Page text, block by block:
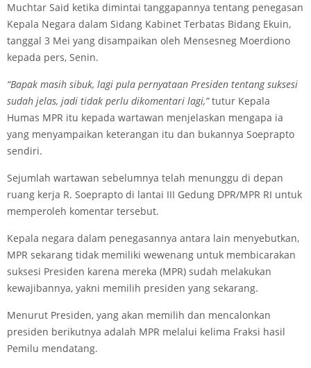
Muchtar Said ketika dimintai tanggapannya tentang penegasan
Kepala Negara dalam Sidang Kabinet Terbatas Bidang Ekuin,
tanggal 3 Mei yang disampaikan oleh Mensesneg Moerdiono
kepada pers, Senin.
“Bapak masih sibuk, lagi pula pernyataan Presiden tentang suksesi
sudah jelas, jadi tidak perlu dikomentari lagi,”tutur Kepala
Humas MPR itu kepada wartawan menjelaskan mengapa ia
yang menyampaikan keterangan itu dan bukannya Soeprapto
sendiri.
Sejumlah wartawan sebelumnya telah menunggu di depan
ruang kerja R. Soeprapto di lantai III Gedung DPR/MPR RI untuk
memperoleh komentar tersebut.
Kepala negara dalam penegasannya antara lain menyebutkan,
MPR sekarang tidak memiliki wewenang untuk membicarakan
suksesi Presiden karena mereka (MPR) sudah melakukan
kewajibannya, yakni memilih presiden yang sekarang.
Menurut Presiden, yang akan memilih dan mencalonkan
presiden berikutnya adalah MPR melalui kelima Fraksi hasil
Pemilu mendatang.